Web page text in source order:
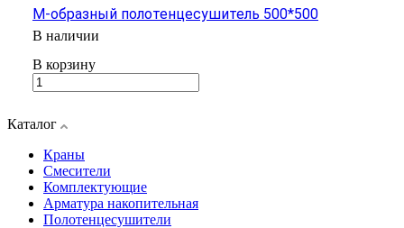
М-образный полотенцесушитель 500*500
В наличии
В корзину
Каталог
Краны
Смесители
Комплектующие
Арматура накопительная
Полотенцесушители